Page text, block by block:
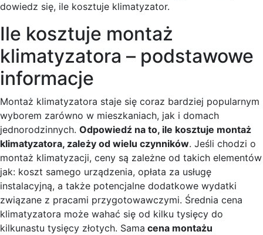
dowiedz się, ile kosztuje klimatyzator.
Ile kosztuje montaż
klimatyzatora – podstawowe
informacje
Montaż klimatyzatora staje się coraz bardziej popularnym
wyborem zarówno w mieszkaniach, jak i domach
jednorodzinnych. Odpowiedź na to, ile kosztuje montaż
klimatyzatora, zależy od wielu czynników. Jeśli chodzi o
montaż klimatyzacji, ceny są zależne od takich elementów
jak: koszt samego urządzenia, opłata za usługę
instalacyjną, a także potencjalne dodatkowe wydatki
związane z pracami przygotowawczymi. Średnia cena
klimatyzatora może wahać się od kilku tysięcy do
kilkunastu tysięcy złotych. Sama cena montażu